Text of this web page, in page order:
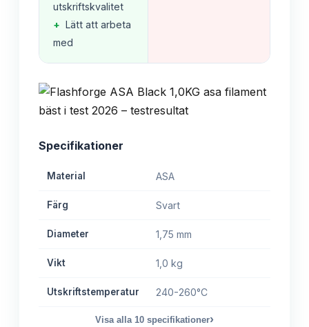
utskriftskvalitet
+ Lätt att arbeta
med
Specifikationer
Material ASA
Färg Svart
Diameter 1,75 mm
Vikt 1,0 kg
Utskriftstemperatur 240-260°C
Visa alla 10 specifikationer›